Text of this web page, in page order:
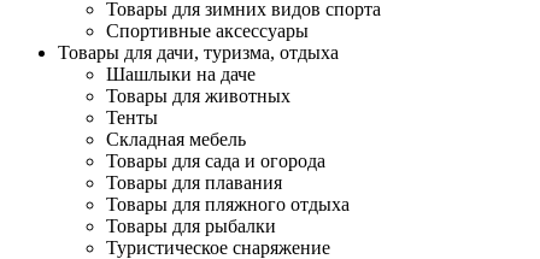
Товары для зимних видов спорта
Спортивные аксессуары
Товары для дачи, туризма, отдыха
Шашлыки на даче
Товары для животных
Тенты
Складная мебель
Товары для сада и огорода
Товары для плавания
Товары для пляжного отдыха
Товары для рыбалки
Туристическое снаряжение